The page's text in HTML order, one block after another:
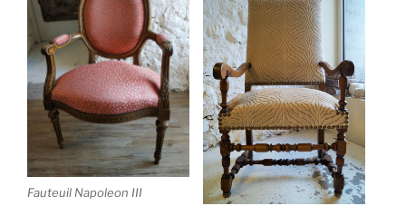
Fauteuil Napoleon III